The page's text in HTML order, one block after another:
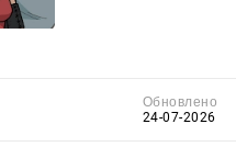
Обновлено
24-07-2026